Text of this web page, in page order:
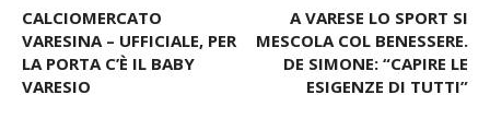
CALCIOMERCATO
VARESINA – UFFICIALE, PER
LA PORTA C’È IL BABY
VARESIO
A VARESE LO SPORT SI
MESCOLA COL BENESSERE.
DE SIMONE: “CAPIRE LE
ESIGENZE DI TUTTI”